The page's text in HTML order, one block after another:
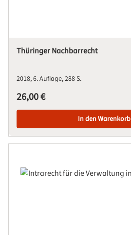
Thüringer Nachbarrecht
20186. Auflage288 S.
Regulärer Preis:
26,00 €
In den Warenkorb